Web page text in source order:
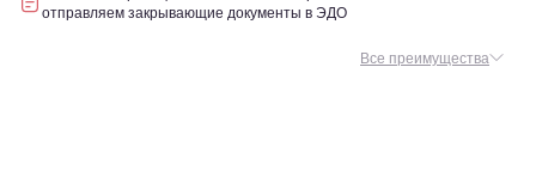
отправляем закрывающие документы в ЭДО
Все преимущества